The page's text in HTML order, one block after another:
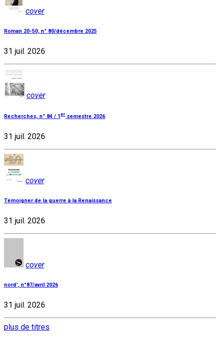
cover
Roman 20-50, n° 80/décembre 2025
31 juil. 2026
cover
Recherches, n° 84 / 1 er semestre 2026
31 juil. 2026
cover
Témoigner de la guerre à la Renaissance
31 juil. 2026
cover
nord', n°87/avril 2026
31 juil. 2026
plus de titres